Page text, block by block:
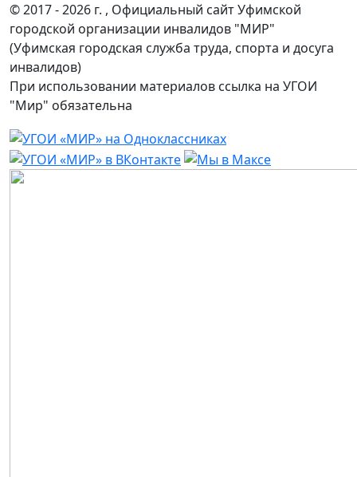
© 2017 - 2026 г. , Официальный сайт Уфимской
городской организации инвалидов "МИР"
(Уфимская городская служба труда, спорта и досуга
инвалидов)
При использовании материалов ссылка на УГОИ
"Мир" обязательна